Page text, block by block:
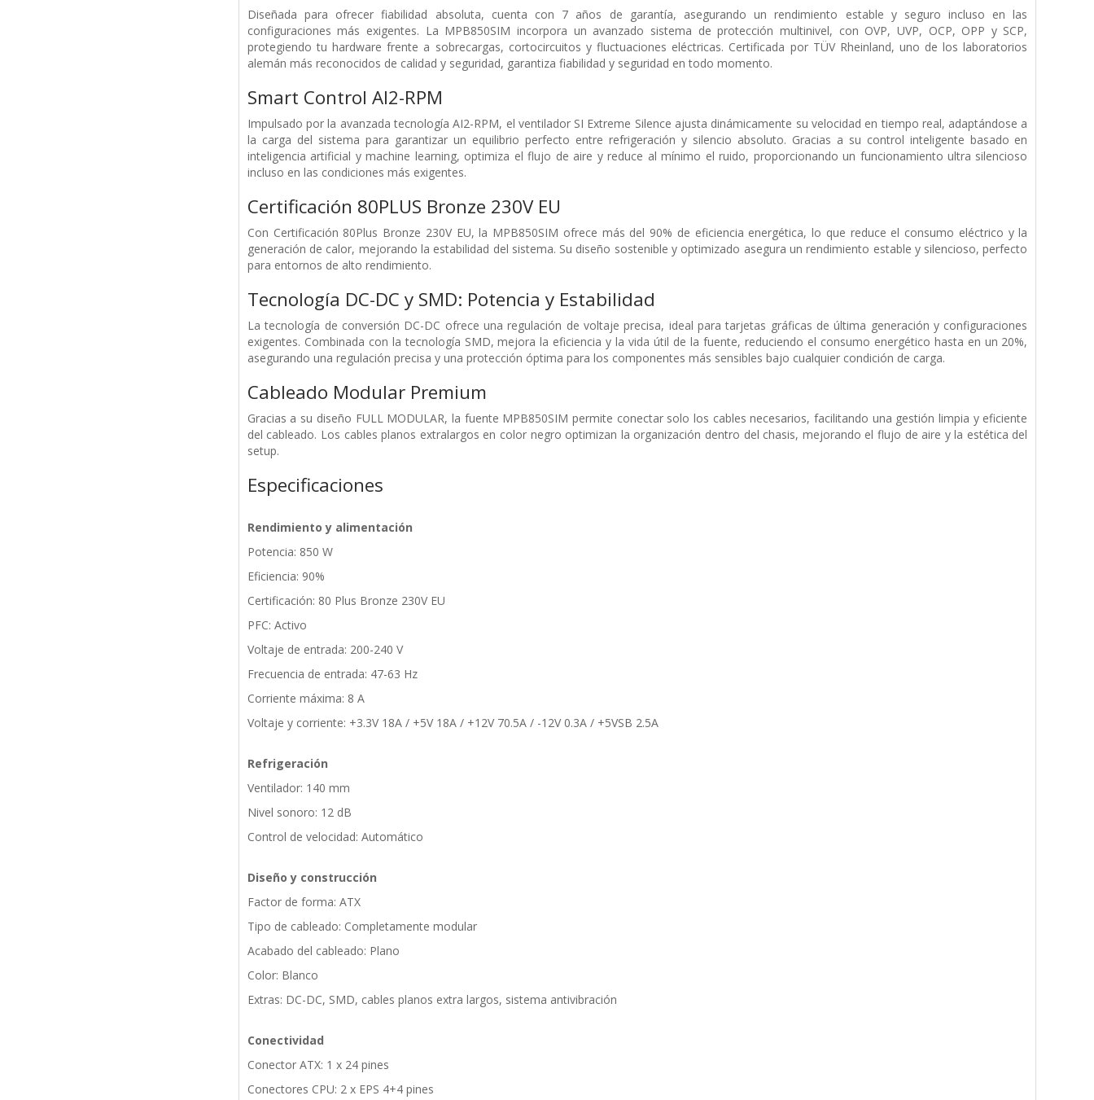
Diseñada para ofrecer fiabilidad absoluta, cuenta con 7 años de garantía, asegurando un rendimiento estable y seguro incluso en las
configuraciones más exigentes. La MPB850SIM incorpora un avanzado sistema de protección multinivel, con OVP, UVP, OCP, OPP y SCP,
protegiendo tu hardware frente a sobrecargas, cortocircuitos y fluctuaciones eléctricas. Certificada por TÜV Rheinland, uno de los laboratorios
alemán más reconocidos de calidad y seguridad, garantiza fiabilidad y seguridad en todo momento.
Smart Control AI2-RPM
Impulsado por la avanzada tecnología AI2-RPM, el ventilador SI Extreme Silence ajusta dinámicamente su velocidad en tiempo real, adaptándose a
la carga del sistema para garantizar un equilibrio perfecto entre refrigeración y silencio absoluto. Gracias a su control inteligente basado en
inteligencia artificial y machine learning, optimiza el flujo de aire y reduce al mínimo el ruido, proporcionando un funcionamiento ultra silencioso
incluso en las condiciones más exigentes.
Certificación 80PLUS Bronze 230V EU
Con Certificación 80Plus Bronze 230V EU, la MPB850SIM ofrece más del 90% de eficiencia energética, lo que reduce el consumo eléctrico y la
generación de calor, mejorando la estabilidad del sistema. Su diseño sostenible y optimizado asegura un rendimiento estable y silencioso, perfecto
para entornos de alto rendimiento.
Tecnología DC-DC y SMD: Potencia y Estabilidad
La tecnología de conversión DC-DC ofrece una regulación de voltaje precisa, ideal para tarjetas gráficas de última generación y configuraciones
exigentes. Combinada con la tecnología SMD, mejora la eficiencia y la vida útil de la fuente, reduciendo el consumo energético hasta en un 20%,
asegurando una regulación precisa y una protección óptima para los componentes más sensibles bajo cualquier condición de carga.
Cableado Modular Premium
Gracias a su diseño FULL MODULAR, la fuente MPB850SIM permite conectar solo los cables necesarios, facilitando una gestión limpia y eficiente
del cableado. Los cables planos extralargos en color negro optimizan la organización dentro del chasis, mejorando el flujo de aire y la estética del
setup.
Especificaciones
Rendimiento y alimentación
Potencia: 850 W
Eficiencia: 90%
Certificación: 80 Plus Bronze 230V EU
PFC: Activo
Voltaje de entrada: 200-240 V
Frecuencia de entrada: 47-63 Hz
Corriente máxima: 8 A
Voltaje y corriente: +3.3V 18A / +5V 18A / +12V 70.5A / -12V 0.3A / +5VSB 2.5A
Refrigeración
Ventilador: 140 mm
Nivel sonoro: 12 dB
Control de velocidad: Automático
Diseño y construcción
Factor de forma: ATX
Tipo de cableado: Completamente modular
Acabado del cableado: Plano
Color: Blanco
Extras: DC-DC, SMD, cables planos extra largos, sistema antivibración
Conectividad
Conector ATX: 1 x 24 pines
Conectores CPU: 2 x EPS 4+4 pines